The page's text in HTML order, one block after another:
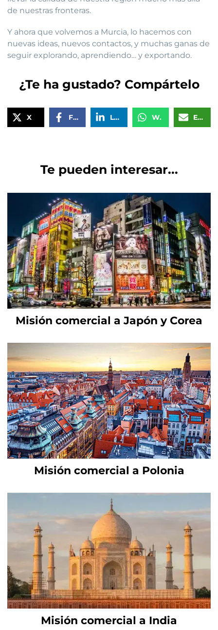
de nuestras fronteras.
Y ahora que volvemos a Murcia, lo hacemos con
nuevas ideas, nuevos contactos, y muchas ganas de
seguir explorando, aprendiendo… y exportando.
¿Te ha gustado? Compártelo
X Facebook LinkedIn WhatsApp Email
Te pueden interesar...
Misión comercial a Japón y Corea
Misión comercial a Polonia
Misión comercial a India